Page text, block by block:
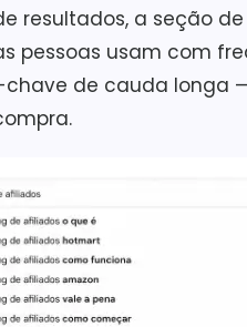
resultados, a seção
pessoas usam com
de cauda longa